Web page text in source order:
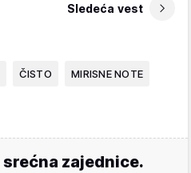
Sledeća vest
ČISTO MIRISNE NOTE
srećna zajednice.